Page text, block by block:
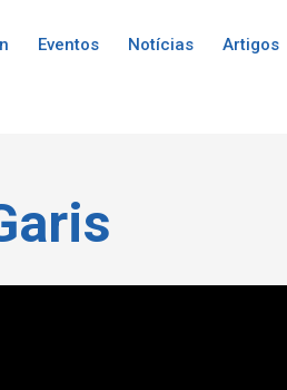
Eventos Notícias Artigos